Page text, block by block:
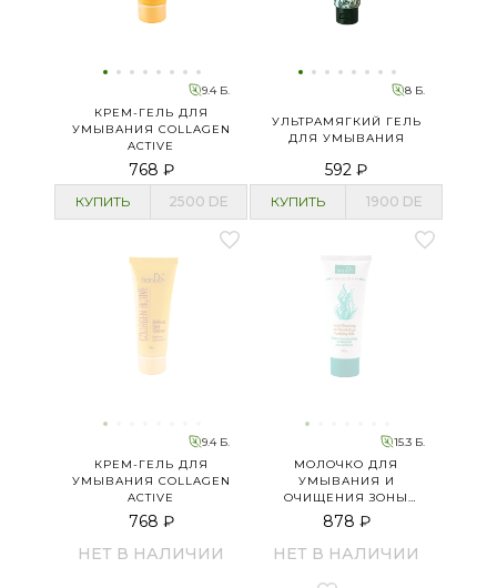
9.4 Б.
КРЕМ-ГЕЛЬ ДЛЯ
УМЫВАНИЯ COLLAGEN
ACTIVE
768 ₽
КУПИТЬ 2500 DE
8 Б.
УЛЬТРАМЯГКИЙ ГЕЛЬ
ДЛЯ УМЫВАНИЯ
592 ₽
КУПИТЬ 1900 DE
9.4 Б.
КРЕМ-ГЕЛЬ ДЛЯ
УМЫВАНИЯ COLLAGEN
ACTIVE
768 ₽
НЕТ В НАЛИЧИИ
15.3 Б.
МОЛОЧКО ДЛЯ
УМЫВАНИЯ И
ОЧИЩЕНИЯ ЗОНЫ
ДЕКОЛЬТЕ
878 ₽
НЕТ В НАЛИЧИИ